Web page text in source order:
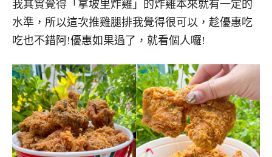
我其實覺得「拿坡里炸雞」的炸雞本來就有一定的
水準，所以這次推雞腿排我覺得很可以，趁優惠吃
吃也不錯阿!優惠如果過了，就看個人囉!